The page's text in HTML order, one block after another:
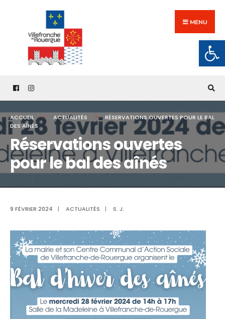
content
MENU
ACCUEIL ACTUALITÉS
RÉSERVATIONS OUVERTES POUR LE BAL
DES AÎNÉS
Réservations ouvertes
pour le bal des aînés
9 FÉVRIER 2024 | ACTUALITÉS | S. J.